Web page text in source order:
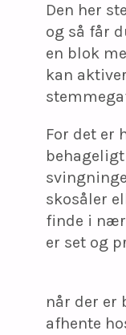
Den her
og så får
en blok
kan
For det er
skosåler
finde i
er set og
når der er
afhente